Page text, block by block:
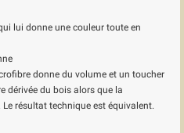
lui donne une couleur toute en
donne du volume et un toucher
dérivée du bois alors que la
résultat technique est équivalent.